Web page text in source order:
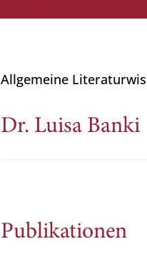
Allgemeine
Dr. Luisa Banki
Publikationen